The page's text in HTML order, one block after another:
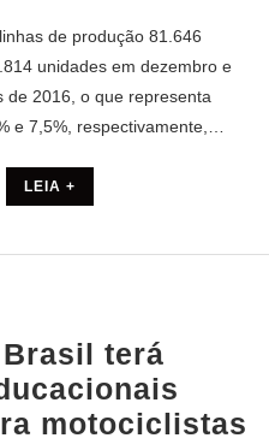
de produção 81.646
unidades em dezembro e
de 2016, o que representa
e 7,5%, respectivamente,…
LEIA +
terá
motociclistas